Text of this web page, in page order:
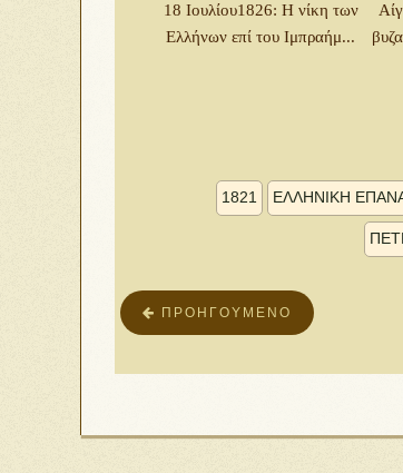
18 Ιουλίου1826: Η νίκη των
Ελλήνων επί του Ιμπραήμ...
1821 ΕΛΛΗΝΙΚΗ
ΠΡΟΗΓΟΎΜΕΝΟ